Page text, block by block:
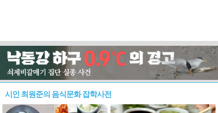
시인 최원준의 음식문화 잡학사전